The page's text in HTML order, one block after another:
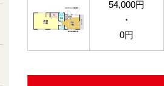
54,000円
・
0円